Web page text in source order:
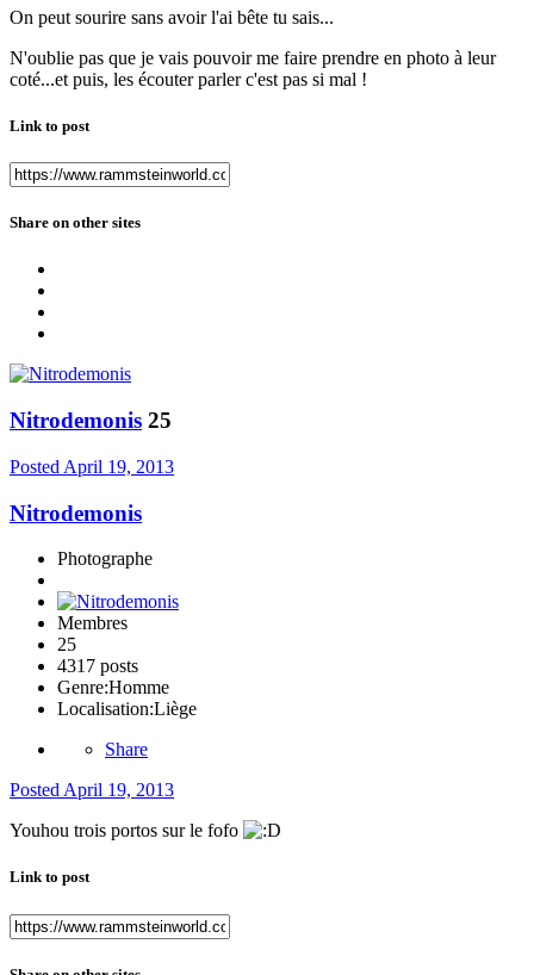
On peut sourire sans avoir l'ai bête tu sais...
N'oublie pas que je vais pouvoir me faire prendre en photo à leur
coté...et puis, les écouter parler c'est pas si mal !
Link to post
Share on other sites
Nitrodemonis 25
Posted April 19, 2013
Nitrodemonis
Photographe
Membres
25
4317 posts
Genre:Homme
Localisation:Liège
Share
Posted April 19, 2013
Youhou trois portos sur le fofo
Link to post